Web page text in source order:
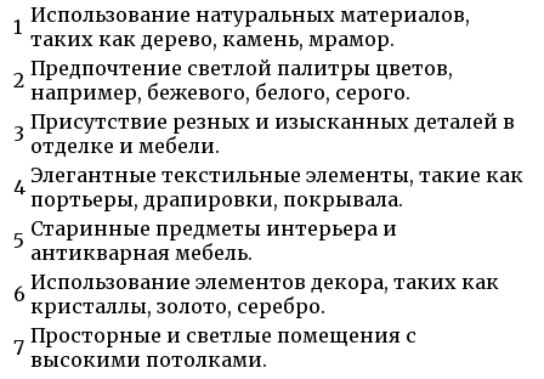
1 Использование натуральных материалов,
таких как дерево, камень, мрамор.
2 Предпочтение светлой палитры цветов,
например, бежевого, белого, серого.
3 Присутствие резных и изысканных деталей в
отделке и мебели.
4 Элегантные текстильные элементы, такие как
портьеры, драпировки, покрывала.
5 Старинные предметы интерьера и
антикварная мебель.
6 Использование элементов декора, таких как
кристаллы, золото, серебро.
7 Просторные и светлые помещения с
высокими потолками.